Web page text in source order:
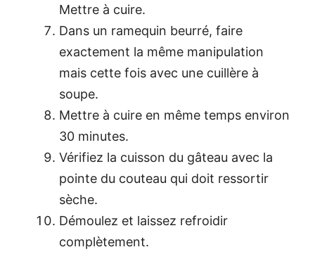
Mettre à cuire.
Dans un ramequin beurré, faire
exactement la même manipulation
mais cette fois avec une cuillère à
soupe.
Mettre à cuire en même temps environ
30 minutes.
Vérifiez la cuisson du gâteau avec la
pointe du couteau qui doit ressortir
sèche.
Démoulez et laissez refroidir
complètement.